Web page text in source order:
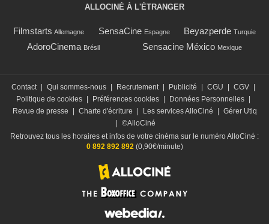
ALLOCINÉ À L'ÉTRANGER
Filmstarts Allemagne SensaCine Espagne Beyazperde Turquie
AdoroCinema Brésil Sensacine México Mexique
Contact Qui sommes-nous Recrutement Publicité CGU CGV
Politique de cookies
Préférences cookies Données Personnelles
Revue de presse
Charte d'écriture Les services AlloCiné
Gérer Utiq
©AlloCiné
Retrouvez tous les horaires et infos de votre cinéma sur le numéro AlloCiné :
0 892 892 892(0,90€/minute)